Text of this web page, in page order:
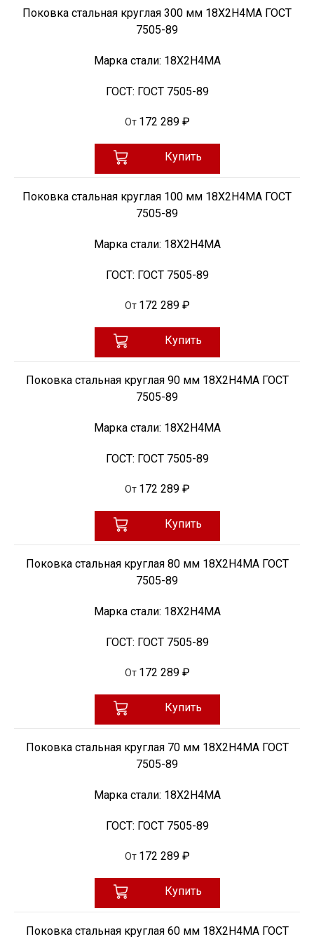
Поковка стальная круглая 300 мм 18Х2Н4МА ГОСТ
7505-89
Марка стали: 18Х2Н4МА
ГОСТ: ГОСТ 7505-89
От 172 289 ₽
Купить
Поковка стальная круглая 100 мм 18Х2Н4МА ГОСТ
7505-89
Марка стали: 18Х2Н4МА
ГОСТ: ГОСТ 7505-89
От 172 289 ₽
Купить
Поковка стальная круглая 90 мм 18Х2Н4МА ГОСТ
7505-89
Марка стали: 18Х2Н4МА
ГОСТ: ГОСТ 7505-89
От 172 289 ₽
Купить
Поковка стальная круглая 80 мм 18Х2Н4МА ГОСТ
7505-89
Марка стали: 18Х2Н4МА
ГОСТ: ГОСТ 7505-89
От 172 289 ₽
Купить
Поковка стальная круглая 70 мм 18Х2Н4МА ГОСТ
7505-89
Марка стали: 18Х2Н4МА
ГОСТ: ГОСТ 7505-89
От 172 289 ₽
Купить
Поковка стальная круглая 60 мм 18Х2Н4МА ГОСТ